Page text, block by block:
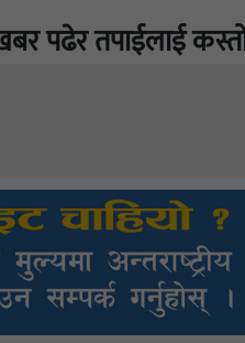
पढेर तपाईलाई